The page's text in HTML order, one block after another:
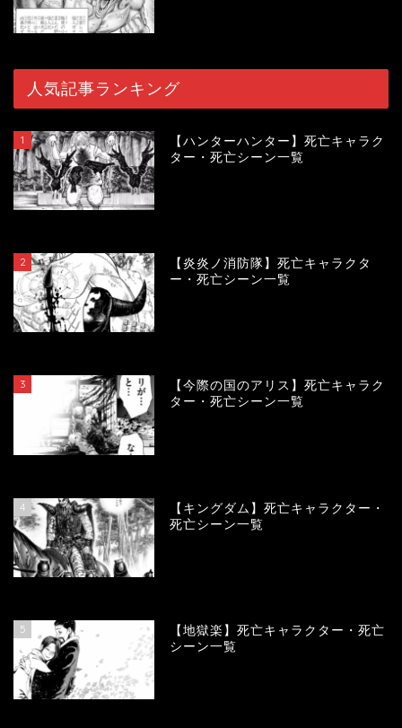
人気記事ランキング
1
【ハンターハンター】死亡キャラク
ター・死亡シーン一覧
2
【炎炎ノ消防隊】死亡キャラクタ
ー・死亡シーン一覧
3
【今際の国のアリス】死亡キャラク
ター・死亡シーン一覧
4
【キングダム】死亡キャラクター・
死亡シーン一覧
5
【地獄楽】死亡キャラクター・死亡
シーン一覧